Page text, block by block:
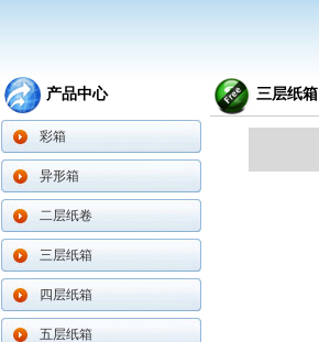
产品中心
彩箱
异形箱
二层纸卷
三层纸箱
四层纸箱
五层纸箱
三层纸箱